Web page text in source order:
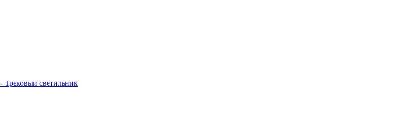
- Трековый светильник